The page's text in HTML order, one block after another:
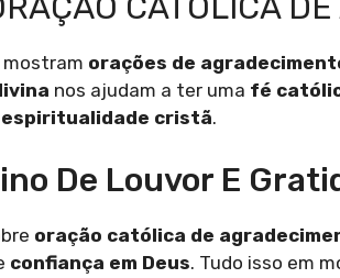
mostram orações de
nos ajudam a ter uma fé
espiritualidade cristã.
De Louvor E
oração católica de
confiança em Deus. Tudo isso em